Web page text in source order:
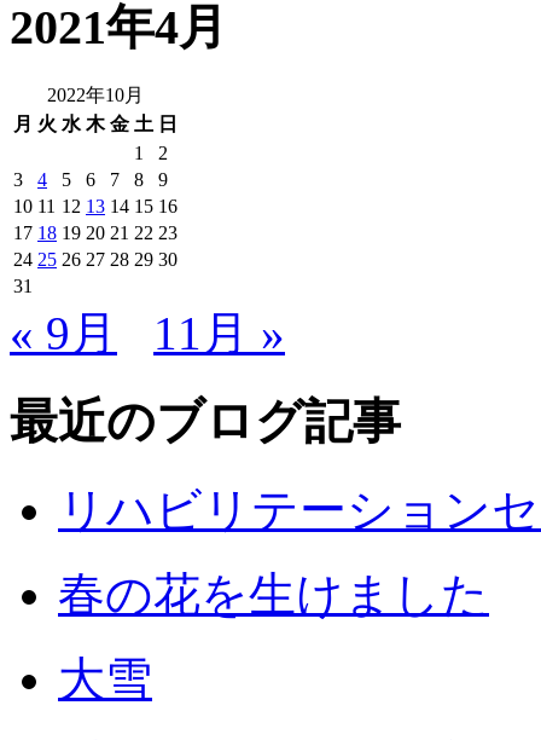
2021年4月
2022年10月
月 火 水 木 金 土 日
1
2
3
4 5 6 7 8
9
10 11 12 13 14 15 16
17 18 19 20 21 22 23
24 25 26 27 28 29 30
31
« 9月 11月 »
最近のブログ記事
リハビリテーション
春の花を生けました
大雪